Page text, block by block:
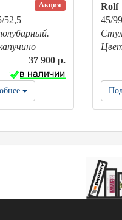
Акция
52,5
37 900 р.
Rolf
45/